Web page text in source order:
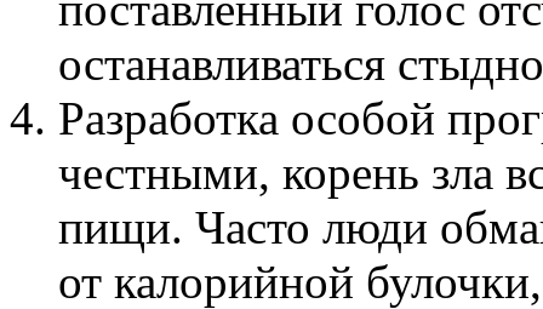
останавливаться
Разработка особой
честными, корень зла
пищи. Часто люди
от калорийной